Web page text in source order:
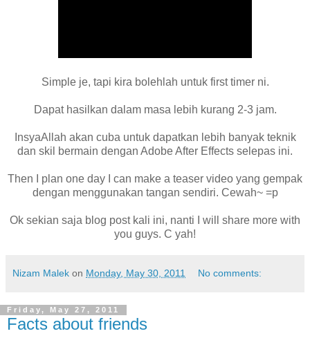
Simple je, tapi kira bolehlah untuk first timer ni.
Dapat hasilkan dalam masa lebih kurang 2-3 jam.
InsyaAllah akan cuba untuk dapatkan lebih banyak teknik
dan skil bermain dengan Adobe After Effects selepas ini.
Then I plan one day I can make a teaser video yang gempak
dengan menggunakan tangan sendiri. Cewah~ =p
Ok sekian saja blog post kali ini, nanti I will share more with
you guys. C yah!
Nizam Malek on Monday, May 30, 2011 No comments:
Friday, May 27, 2011
Facts about friends